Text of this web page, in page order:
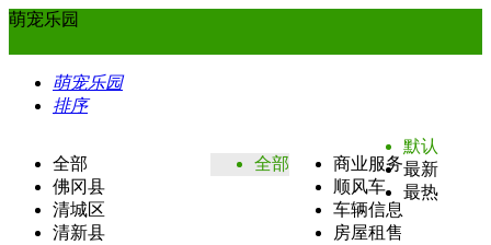
萌宠乐园
萌宠乐园
排序
全部
佛冈县
清城区
清新县
全部
商业服务
顺风车
车辆信息
房屋租售
默认
最新
最热